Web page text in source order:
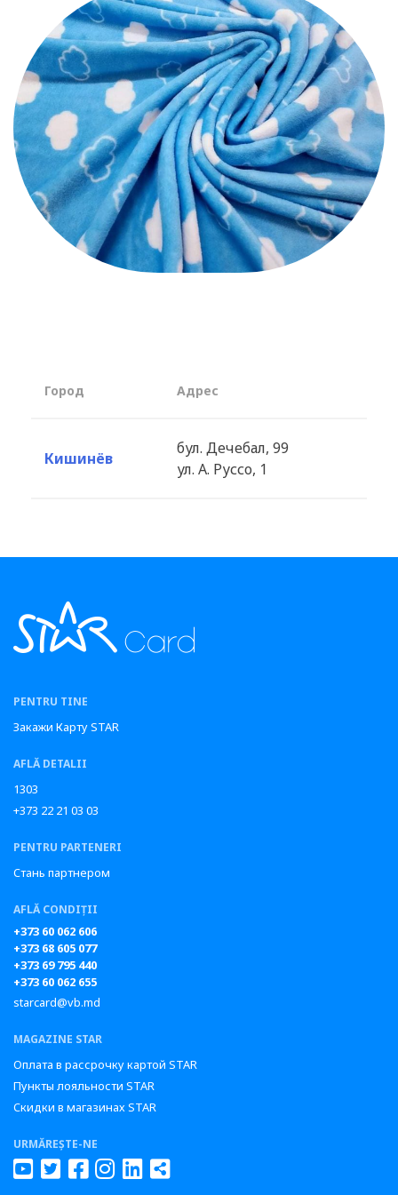
Город Aдрес
Кишинёв
бул. Дечебал, 99
ул. А. Руссо, 1
PENTRU TINE
Закажи Карту STAR
AFLĂ DETALII
1303
+373 22 21 03 03
PENTRU PARTENERI
Стань партнером
AFLĂ CONDIȚII
+373 60 062 606
+373 68 605 077
+373 69 795 440
+373 60 062 655
starcard@vb.md
MAGAZINE STAR
Оплата в рассрочку картой STAR
Пункты лояльности STAR
Скидки в магазинах STAR
URMĂREȘTE-NE